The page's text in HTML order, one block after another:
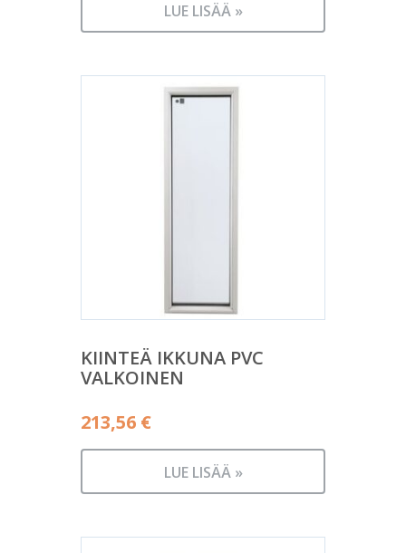
LUE LISÄÄ »
KIINTEÄ IKKUNA PVC
VALKOINEN
213,56 €
LUE LISÄÄ »